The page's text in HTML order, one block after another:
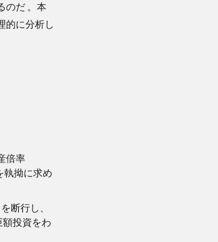
のだ 。本
的に分析し
倍率
執拗に求め
断行し、
投資をわ